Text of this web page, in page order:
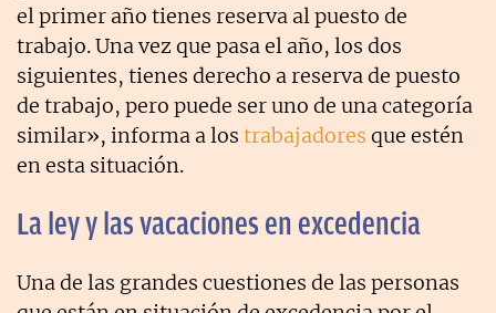
el primer año tienes reserva al puesto de
trabajo. Una vez que pasa el año, los dos
siguientes, tienes derecho a reserva de puesto
de trabajo, pero puede ser uno de una categoría
similar», informa a los trabajadores que estén
en esta situación.
La ley y las vacaciones en excedencia
Una de las grandes cuestiones de las personas